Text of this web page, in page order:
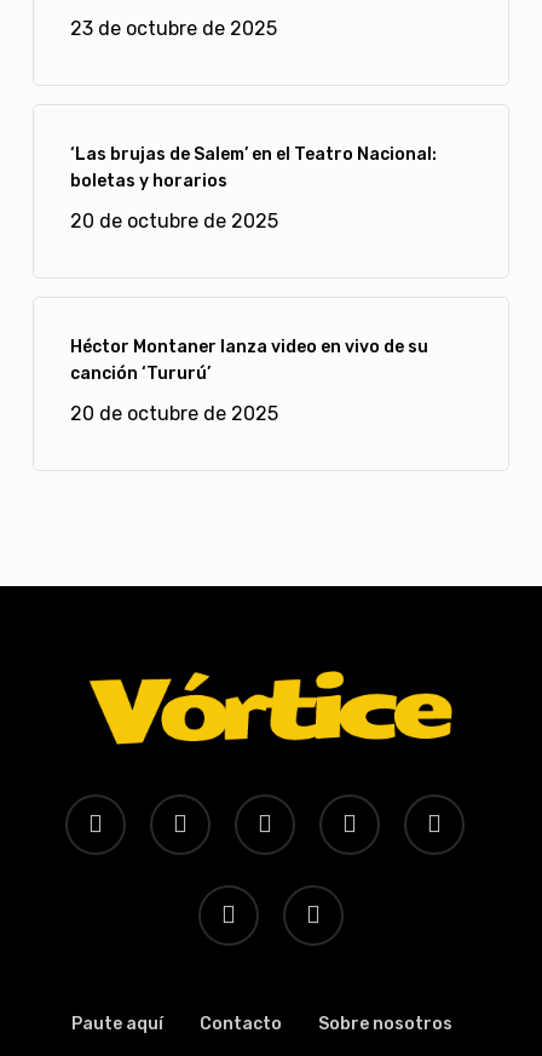
23 de octubre de 2025
‘Las brujas de Salem’ en el Teatro Nacional:
boletas y horarios
20 de octubre de 2025
Héctor Montaner lanza video en vivo de su
canción ‘Tururú’
20 de octubre de 2025
x-
twitter
facebook youtube instagram whatsapp
tiktok threads
Paute aquí Contacto Sobre nosotros